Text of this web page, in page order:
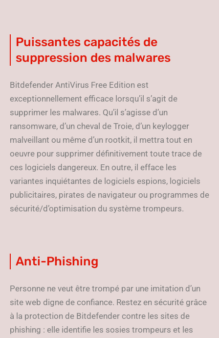
Puissantes capacités de
suppression des malwares
Bitdefender AntiVirus Free Edition est
exceptionnellement efficace lorsqu’il s’agit de
supprimer les malwares. Qu’il s’agisse d’un
ransomware, d’un cheval de Troie, d’un keylogger
malveillant ou même d’un rootkit, il mettra tout en
oeuvre pour supprimer définitivement toute trace de
ces logiciels dangereux. En outre, il efface les
variantes inquiétantes de logiciels espions, logiciels
publicitaires, pirates de navigateur ou programmes de
sécurité/d’optimisation du système trompeurs.
Anti-Phishing
Personne ne veut être trompé par une imitation d’un
site web digne de confiance. Restez en sécurité grâce
à la protection de Bitdefender contre les sites de
phishing : elle identifie les sosies trompeurs et les